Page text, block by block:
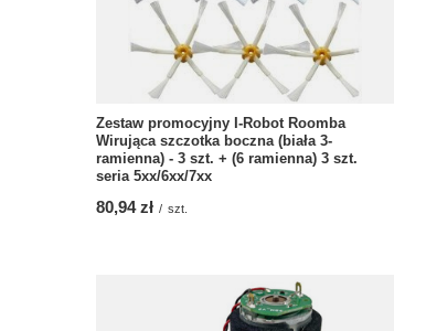
Zestaw promocyjny I-Robot Roomba
Wirująca szczotka boczna (biała 3-
ramienna) - 3 szt. + (6 ramienna) 3 szt.
seria 5xx/6xx/7xx
80,94 zł / szt.